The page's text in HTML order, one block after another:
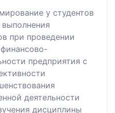
у студентов
при проведении
предприятия с
деятельности
дисциплины